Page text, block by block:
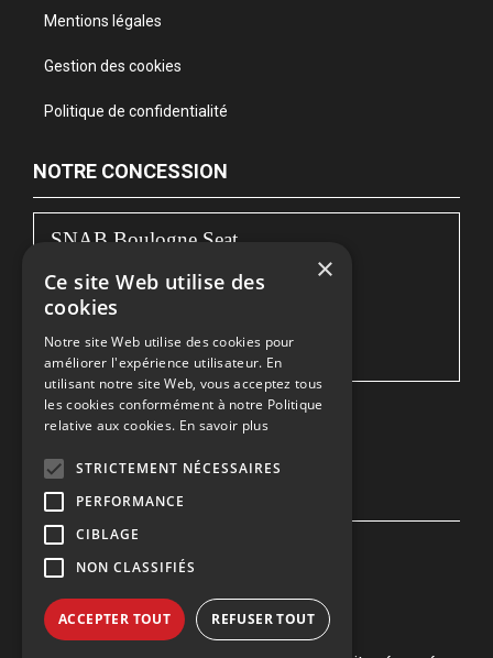
Mentions légales
Gestion des cookies
Politique de confidentialité
NOTRE CONCESSION
SNAB Boulogne Seat
122, bd de la Liane
62360 BOULOGNE-SUR-MER
Sevice Commercial :03 21 10 37 35
Une société du
NOUS SUIVRE
Facebook
×
Ce site Web utilise des
cookies
Notre site Web utilise des cookies pour
améliorer l'expérience utilisateur. En
utilisant notre site Web, vous acceptez tous
les cookies conformément à notre Politique
relative aux cookies. En savoir plus
STRICTEMENT NÉCESSAIRES
PERFORMANCE
CIBLAGE
NON CLASSIFIÉS
ACCEPTER TOUT REFUSER TOUT